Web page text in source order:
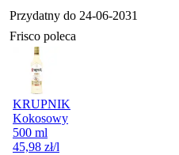
Przydatny do 24-06-2031
Frisco poleca
KRUPNIK
Kokosowy
500 ml
45,98 zł/l